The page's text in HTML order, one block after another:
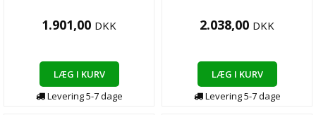
1.901,00 DKK
LÆG I KURV
Levering5-7dage
2.038,00 DKK
LÆG I KURV
Levering5-7dage